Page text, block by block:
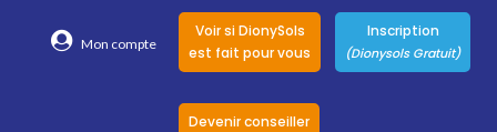
Mon compte
Voir si DionySols
est fait pour vous
Inscription
(Dionysols Gratuit)
Devenir conseiller